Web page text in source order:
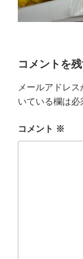
コメントを
メールアドレス
いている欄は必
コメント ※